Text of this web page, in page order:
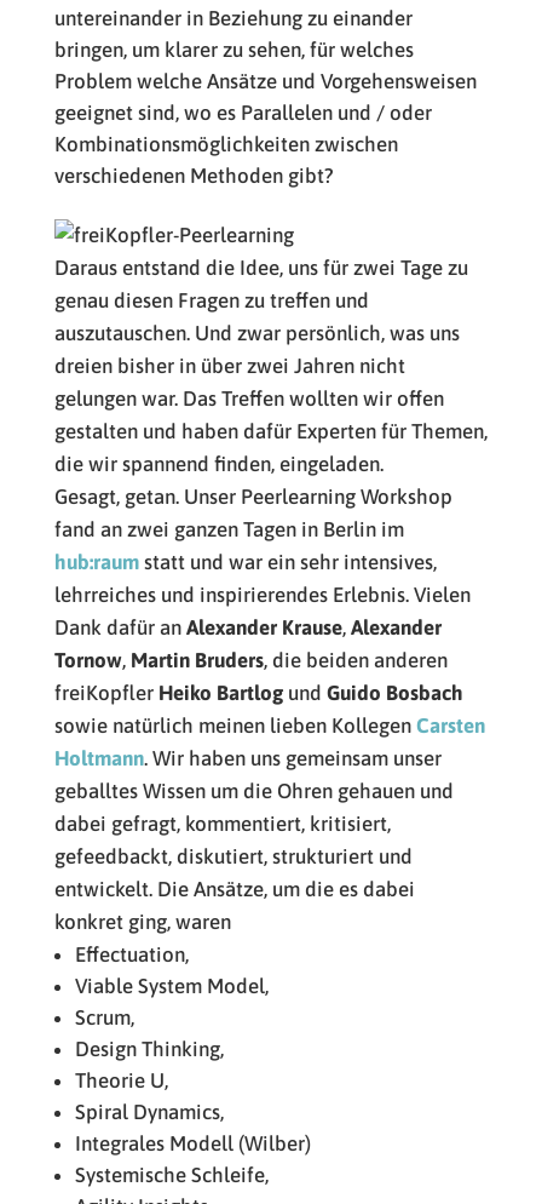
untereinander in Beziehung zu einander
bringen, um klarer zu sehen, für welches
Problem welche Ansätze und Vorgehensweisen
geeignet sind, wo es Parallelen und / oder
Kombinationsmöglichkeiten zwischen
verschiedenen Methoden gibt?
Daraus entstand die Idee, uns für zwei Tage zu
genau diesen Fragen zu treffen und
auszutauschen. Und zwar persönlich, was uns
dreien bisher in über zwei Jahren nicht
gelungen war. Das Treffen wollten wir offen
gestalten und haben dafür Experten für Themen,
die wir spannend finden, eingeladen.
Gesagt, getan. Unser Peerlearning Workshop
fand an zwei ganzen Tagen in Berlin im
hub:raumstatt und war ein sehr intensives,
lehrreiches und inspirierendes Erlebnis. Vielen
Dank dafür an Alexander Krause, Alexander
Tornow, Martin Bruders, die beiden anderen
freiKopfler Heiko Bartlogund Guido Bosbach
sowie natürlich meinen lieben Kollegen Carsten
Holtmann. Wir haben uns gemeinsam unser
geballtes Wissen um die Ohren gehauen und
dabei gefragt, kommentiert, kritisiert,
gefeedbackt, diskutiert, strukturiert und
entwickelt. Die Ansätze, um die es dabei
konkret ging, waren
Effectuation,
Viable System Model,
Scrum,
Design Thinking,
Theorie U,
Spiral Dynamics,
Integrales Modell (Wilber)
Systemische Schleife,